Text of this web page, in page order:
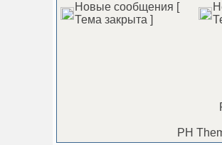
Новые сообщения [
Тема закрыта ]
PH